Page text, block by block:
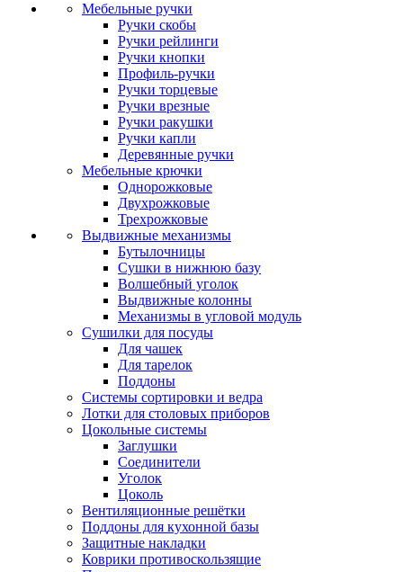
Мебельные ручки
Ручки скобы
Ручки рейлинги
Ручки кнопки
Профиль-ручки
Ручки торцевые
Ручки врезные
Ручки ракушки
Ручки капли
Деревянные ручки
Мебельные крючки
Однорожковые
Двухрожковые
Трехрожковые
Выдвижные механизмы
Бутылочницы
Сушки в нижнюю базу
Волшебный уголок
Выдвижные колонны
Механизмы в угловой модуль
Сушилки для посуды
Для чашек
Для тарелок
Поддоны
Системы сортировки и ведра
Лотки для столовых приборов
Цокольные системы
Заглушки
Соединители
Уголок
Цоколь
Вентиляционные решётки
Поддоны для кухонной базы
Защитные накладки
Коврики противоскользящие